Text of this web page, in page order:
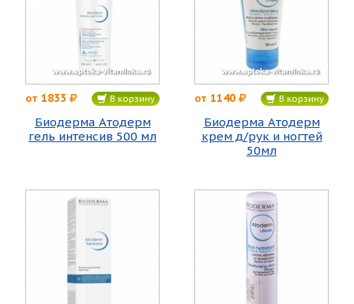
от 1833 В корзину
Биодерма Атодерм
гель интенсив 500 мл
от 1140 В корзину
Биодерма Атодерм
крем д/рук и ногтей
50мл